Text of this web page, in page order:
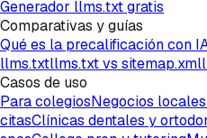
Generador llms.txt gratis
Comparativas y guías
Qué es la precalificación con
llms.txtllms.txt vs sitemap.xml
Casos de uso
Para colegiosNegocios
citasClínicas dentales y